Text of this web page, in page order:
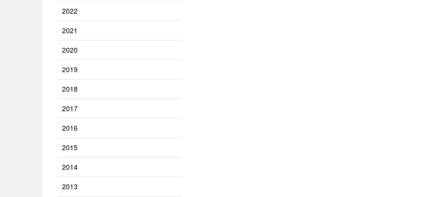
2022
2021
2020
2019
2018
2017
2016
2015
2014
2013